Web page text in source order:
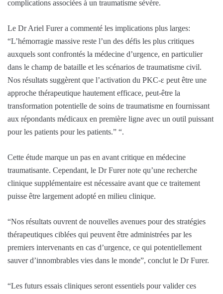
complications associées à un traumatisme sévère.
Le Dr Ariel Furer a commenté les implications plus larges:
“L’hémorragie massive reste l’un des défis les plus critiques
auxquels sont confrontés la médecine d’urgence, en particulier
dans le champ de bataille et les scénarios de traumatisme civil.
Nos résultats suggèrent que l’activation du PKC-ε peut être une
approche thérapeutique hautement efficace, peut-être la
transformation potentielle de soins de traumatisme en fournissant
aux répondants médicaux en première ligne avec un outil puissant
pour les patients pour les patients.” “.
Cette étude marque un pas en avant critique en médecine
traumatisante. Cependant, le Dr Furer note qu’une recherche
clinique supplémentaire est nécessaire avant que ce traitement
puisse être largement adopté en milieu clinique.
“Nos résultats ouvrent de nouvelles avenues pour des stratégies
thérapeutiques ciblées qui peuvent être administrées par les
premiers intervenants en cas d’urgence, ce qui potentiellement
sauver d’innombrables vies dans le monde”, conclut le Dr Furer.
“Les futurs essais cliniques seront essentiels pour valider ces